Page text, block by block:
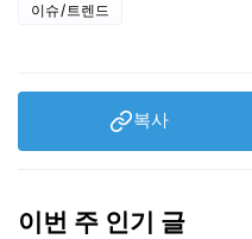
이슈/트렌드
복사
이번 주 인기 글